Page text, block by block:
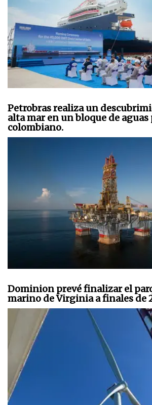
Petrobras realiza un
alta mar en un bloque de
colombiano.
Dominion prevé finalizar el
marino de Virginia a finales de